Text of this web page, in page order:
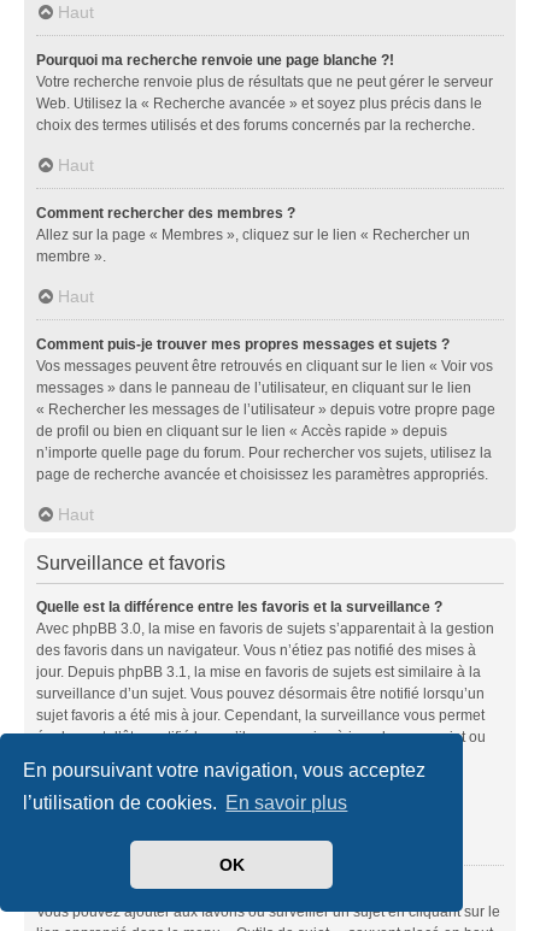
En poursuivant votre navigation, vous acceptez
l’utilisation de cookies. En savoir plus
OK
Haut
Pourquoi ma recherche renvoie une page blanche ?!
Votre recherche renvoie plus de résultats que ne peut gérer le serveur
Web. Utilisez la « Recherche avancée » et soyez plus précis dans le
choix des termes utilisés et des forums concernés par la recherche.
Haut
Comment rechercher des membres ?
Allez sur la page « Membres », cliquez sur le lien « Rechercher un
membre ».
Haut
Comment puis-je trouver mes propres messages et sujets ?
Vos messages peuvent être retrouvés en cliquant sur le lien « Voir vos
messages » dans le panneau de l’utilisateur, en cliquant sur le lien
« Rechercher les messages de l’utilisateur » depuis votre propre page
de profil ou bien en cliquant sur le lien « Accès rapide » depuis
n’importe quelle page du forum. Pour rechercher vos sujets, utilisez la
page de recherche avancée et choisissez les paramètres appropriés.
Haut
Surveillance et favoris
Quelle est la différence entre les favoris et la surveillance ?
Avec phpBB 3.0, la mise en favoris de sujets s’apparentait à la gestion
des favoris dans un navigateur. Vous n’étiez pas notifié des mises à
jour. Depuis phpBB 3.1, la mise en favoris de sujets est similaire à la
surveillance d’un sujet. Vous pouvez désormais être notifié lorsqu’un
sujet favoris a été mis à jour. Cependant, la surveillance vous permet
également d’être notifié lorsqu’il y a une mise à jour dans un sujet ou
surveillances peuvent être configurées depuis le panneau de
l’utilisateur dans l’onglet « Préférences du forum ».
Comment mettre en favoris ou surveiller des sujets ?
Vous pouvez ajouter aux favoris ou surveiller un sujet en cliquant sur le